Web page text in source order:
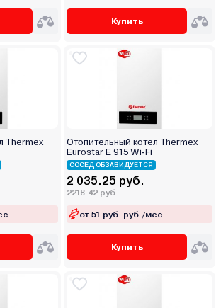
Купить
Thermex
Отопительный котел Thermex
Eurostar E 915 Wi-Fi
СОСЕД ОБЗАВИДУЕТСЯ
2 035.25 руб.
2218.42 руб.
от 51 руб. руб./мес.
Купить